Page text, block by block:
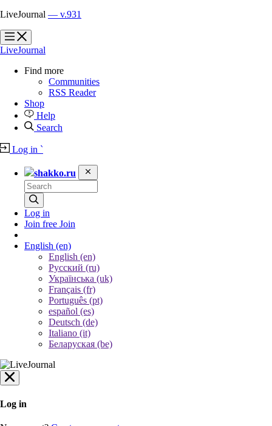
LiveJournal — v.931
?
?
LiveJournal
Find more
Communities
RSS Reader
Shop
Help
Search
Log in `
shakko.ru
Log in
Join free Join
English (en)
English (en)
Русский (ru)
Українська (uk)
Français (fr)
Português (pt)
español (es)
Deutsch (de)
Italiano (it)
Беларуская (be)
Log in